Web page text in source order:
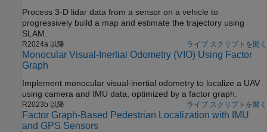
Process 3-D lidar data from a sensor on a vehicle to
progressively build a map and estimate the trajectory using
SLAM.
R2024a 以降 ライブ スクリプトを開く
Monocular Visual-Inertial Odometry (VIO) Using Factor
Graph
Implement monocular visual-inertial odometry to localize a UAV
using camera and IMU data, optimized by a factor graph.
R2023b 以降 ライブ スクリプトを開く
Factor Graph-Based Pedestrian Localization with IMU
and GPS Sensors